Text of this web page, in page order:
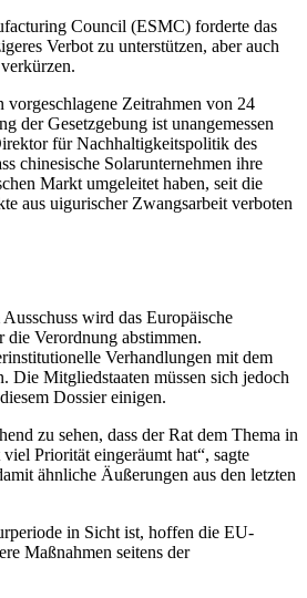
Council (ESMC) forderte das
Verbot zu unterstützen, aber auch
Zeitrahmen von 24
der Gesetzgebung ist unangemessen
für Nachhaltigkeitspolitik des
chinesische Solarunternehmen ihre
Markt umgeleitet haben, seit die
aus uigurischer Zwangsarbeit verboten
wird das Europäische
die Verordnung abstimmen.
Verhandlungen mit dem
Die Mitgliedstaaten müssen sich jedoch
Dossier einigen.
zu sehen, dass der Rat dem Thema in
Priorität eingeräumt hat“, sagte
ähnliche Äußerungen aus den letzten
in Sicht ist, hoffen die EU-
Maßnahmen seitens der